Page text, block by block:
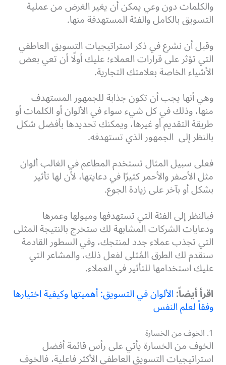
والكلمات دون وعي يمكن أن يغير الغرض من عملية
التسويق بالكامل والفئة المستهدفة منها.
وقبل أن نشرع في ذكر استراتيجيات التسويق العاطفي
التي تؤثر على قرارات العملاء؛ عليك أولًا أن تعي بعض
الأشياء الخاصة بعلامتك التجارية.
وهي أنها يجب أن تكون جذابة للجمهور المستهدف
منها، وذلك في كل شيء سواء في الألوان أو الكلمات أو
طريقة التقديم أو غيرها، ويمكنك تحديدها بأفضل شكل
بالنظر إلى الجمهور الذي تستهدفه.
فعلى سبيل المثال تستخدم المطاعم في الغالب ألوان
مثل الأصفر والأحمر كثيرًا في دعايتها، لأن لها تأثير
بشكل أو بآخر على زيادة الجوع.
فبالنظر إلى الفئة التي تستهدفها وميولها وعمرها
ودعايات الشركات المشابهة لك ستخرج بالنتيجة المثلى
التي تجذب عملاء جدد لمنتجك، وفي السطور القادمة
سنقدم لك الطرق المُثلى لفعل ذلك، والمشاعر التي
عليك استخدامها للتأثير في العملاء.
اقرأ أيضاً:الألوان في التسويق: أهميتها وكيفية اختيارها
وفقاً لعلم النفس
1. الخوف من الخسارة
الخوف من الخسارة يأتي على رأس قائمة أفضل
استراتيجيات التسويق العاطفي الأكثر فاعلية، فالخوف